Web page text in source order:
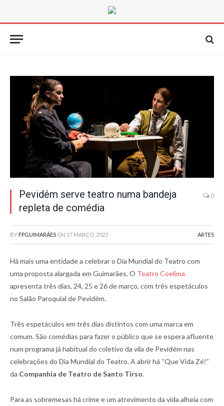
Pevidém serve teatro numa bandeja
repleta de comédia
0
BY FPGUIMARÃES ON 17 MARÇO, 2023 ARTES
Há mais uma entidade a celebrar o Dia Mundial do Teatro com
uma proposta alargada em Guimarães. O Teatro Coelima
apresenta três dias, 24, 25 e 26 de março, com três espetáculos
no Salão Paroquial de Pevidém.
Três espetáculos em três dias distintos com uma marca em
comum. São comédias para fazer o público que se espera afluente
num programa já habitual do coletivo da vila de Pevidém nas
celebrações do Dia Mundial do Teatro. A abrir há “Que Vida Zé!”
da Companhia de Teatro de Santo Tirso.
Para as sobremesas há crime e um atrevimento da vida alheia com